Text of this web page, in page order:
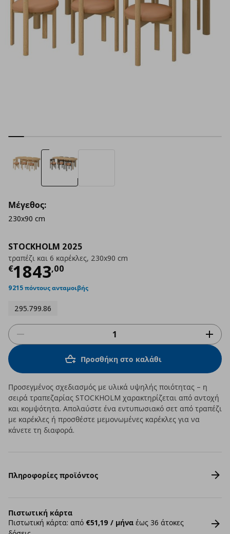
STOCKHOLM 2025
τραπέζι και 6 καρέκλες, 230x90 cm
€1843,00
Τρέχουσα τιμή
9215 πόντους ανταμοιβής
295.799.86
Μέγεθος:
230x90 cm
Προσθήκη στο καλάθι
Προσεγμένος σχεδιασμός με υλικά υψηλής ποιότητας – η
σειρά τραπεζαρίας STOCKHOLM χαρακτηρίζεται από αντοχή
και κομψότητα. Απολαύστε ένα εντυπωσιακό σετ από τραπέζι
με καρέκλες ή προσθέστε μεμονωμένες καρέκλες για να
κάνετε τη διαφορά.
Πληροφορίες προϊόντος
Πιστωτική κάρτα
Πιστωτική κάρτα: από €51,19 / μήνα έως 36 άτοκες